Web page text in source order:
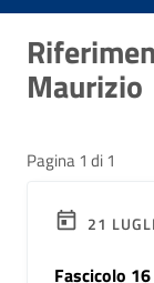
Maurizio
Pagina 1 di 1
21
Fascicolo